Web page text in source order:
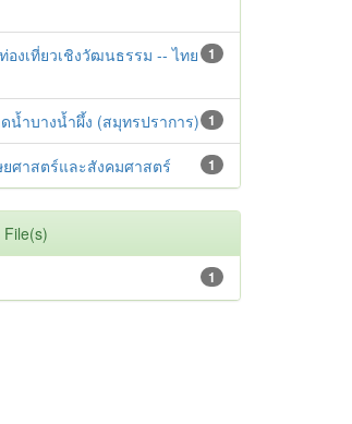
1
องเที่ยวเชิงวัฒนธรรม -- ไทย
1
น้ำบางน้ำผึ้ง (สมุทรปราการ)
1
ศาสตร์และสังคมศาสตร์
File(s)
1